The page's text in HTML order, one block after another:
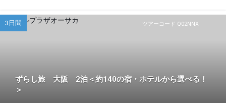
ツアーコード Q02NNX
3日間
ずらし旅 大阪 2泊＜約140の宿・ホテルから選べる！
＞